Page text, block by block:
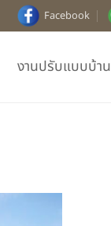
Facebook
งานปรับแบบบ้าน